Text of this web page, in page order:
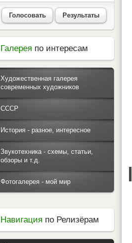
Голосовать Результаты
Галерея по интересам
Художественная галерея
современных художников
СССР
История - разное, интересное
Звукотехника - схемы, статьи,
обзоры и т.д.
Фотогалерея - мой мир
Навигация по Релизёрам